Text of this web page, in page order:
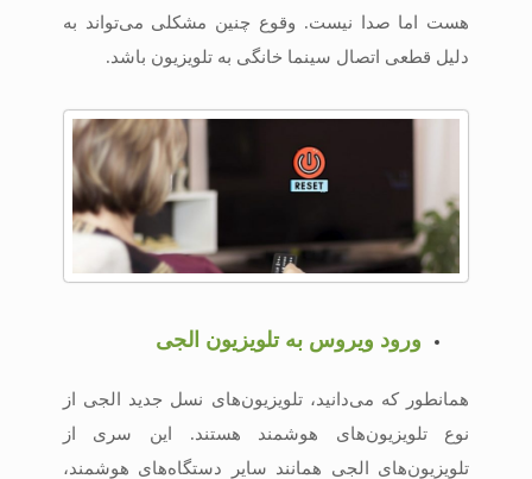
هست اما صدا نیست. وقوع چنین مشکلی می‌تواند به
دلیل قطعی اتصال سینما خانگی به تلویزیون باشد.
ورود ویروس به تلویزیون الجی
همانطور که می‌دانید، تلویزیون‌های نسل جدید الجی از
نوع تلویزیون‌های هوشمند هستند. این سری از
تلویزیون‌های الجی همانند سایر دستگاه‌های هوشمند،